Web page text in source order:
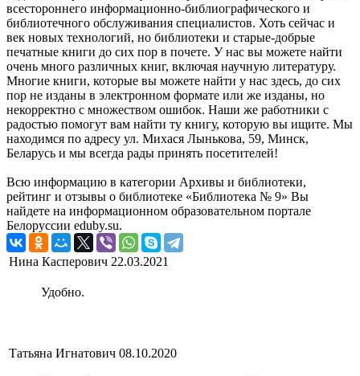
всестороннего информационно-библиографического и
библиотечного обслуживания специалистов. Хоть сейчас и
век новых технологий, но библиотеки и старые-добрые
печатные книги до сих пор в почете. У нас вы можете найти
очень много различных книг, включая научную литературу.
Многие книги, которые вы можете найти у нас здесь, до сих
пор не изданы в электронном формате или же изданы, но
некорректно с множеством ошибок. Наши же работники с
радостью помогут вам найти ту книгу, которую вы ищите. Мы
находимся по адресу ул. Михася Лынькова, 59, Минск,
Беларусь и мы всегда рады принять посетителей!
Всю информацию в категории Архивы и библиотеки,
рейтинг и отзывы о библиотеке «Библиотека № 9» Вы
найдете на информационном образовательном портале
Белоруссии eduby.su.
Нина Касперович 22.03.2021
Удобно.
Татьяна Игнатович 08.10.2020